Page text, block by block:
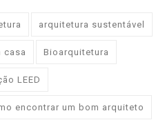
arquitetura sustentável
casa Bioarquitetura
LEED
encontrar um bom arquiteto